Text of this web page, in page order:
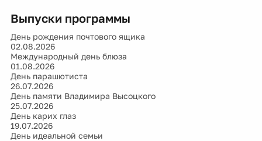
Выпуски программы
День рождения почтового ящика
02.08.2026
Международный день блюза
01.08.2026
День парашютиста
26.07.2026
День памяти Владимира Высоцкого
25.07.2026
День карих глаз
19.07.2026
День идеальной семьи